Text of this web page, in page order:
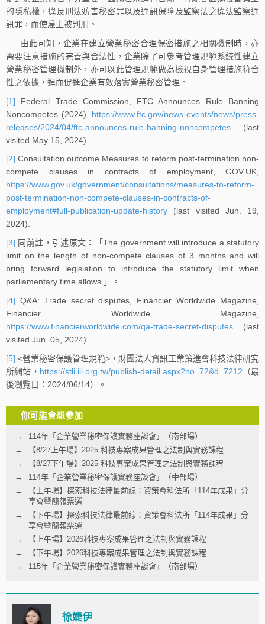
的隱私權，違反刑法妨害秘密罪以及通訊保障及監察法之違法監察通
訊罪，而使雇主被判刑。
由此可知，企業在建立營業秘密合理保密措施之相關機制時，亦
需要注意措施的完善與合法性，企業除了可參考管理規範系統性建立
營業秘密管理機制外，亦可以此管理規範做為檢視自身管理措施符合
性之依據，進而促進企業有效落實營業秘密管理。
[1] Federal Trade Commission, FTC Announces Rule Banning
Noncompetes (2024), https://www.ftc.gov/news-events/news/press-
releases/2024/04/ftc-announces-rule-banning-noncompetes (last
visited May 15, 2024).
[2] Consultation outcome Measures to reform post-termination non-
compete clauses in contracts of employment, GOV.UK,
https://www.gov.uk/government/consultations/measures-to-reform-
post-termination-non-compete-clauses-in-contracts-of-
employment#full-publication-update-history (last visited Jun. 19,
2024).
[3] 同前註，引述原文：「The government will introduce a statutory
limit on the length of non-compete clauses of 3 months and will
bring forward legislation to introduce the statutory limit when
parliamentary time allows.」。
[4] Q&A: Trade secret disputes, Financier Worldwide Magazine,
Financier Worldwide Magazine,
https://www.financierworldwide.com/qa-trade-secret-disputes (last
visited Jun. 05, 2024).
[5] <營業秘密保護管理規範>，財團法人資訊工業策進會科技法律研究
所網站， https://stli.iii.org.tw/publish-detail.aspx?no=72&d=7212 （最
後瀏覽日：2024/06/14）。
你可能會想參加
114年「企業營業秘密保護實務座談會」（南部場）
【8/27上午場】2025 科技專案成果管理之法制與實務課程
【8/27下午場】2025 科技專案成果管理之法制與實務課程
114年「企業營業秘密保護實務座談會」（中部場）
【上午場】探索科技法律最前線：資策會科法所「114年成果」分
享會暨簡報票選
【下午場】探索科技法律最前線：資策會科法所「114年成果」分
享會暨簡報票選
【上午場】2026科技專案成果管理之法制與實務課程
【下午場】2026科技專案成果管理之法制與實務課程
115年「企業營業秘密保護實務座談會」（南部場）
徐婕伊